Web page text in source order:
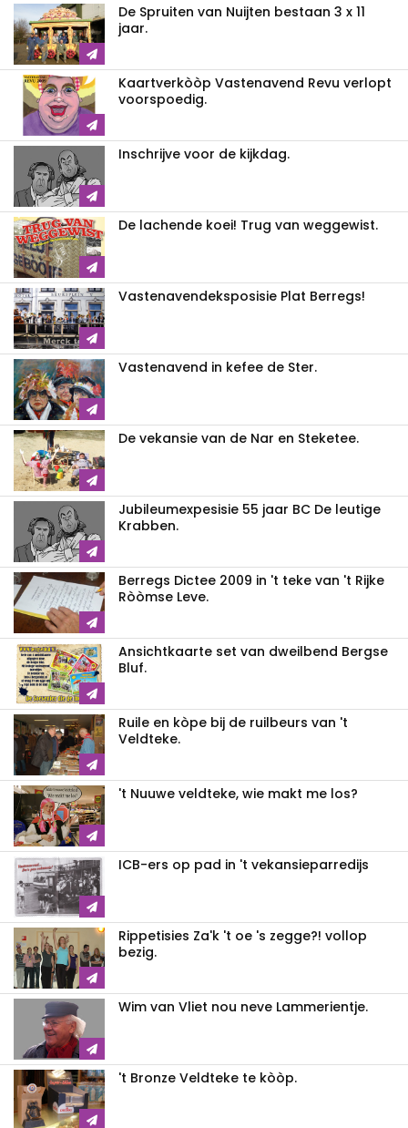
De Spruiten van Nuijten bestaan 3 x 11
jaar.
Kaartverkòòp Vastenavend Revu verlopt
voorspoedig.
Inschrijve voor de kijkdag.
De lachende koei! Trug van weggewist.
Vastenavendeksposisie Plat Berregs!
Vastenavend in kefee de Ster.
De vekansie van de Nar en Steketee.
Jubileumexpesisie 55 jaar BC De leutige
Krabben.
Berregs Dictee 2009 in 't teke van 't Rijke
Ròòmse Leve.
Ansichtkaarte set van dweilbend Bergse
Bluf.
Ruile en kòpe bij de ruilbeurs van 't
Veldteke.
't Nuuwe veldteke, wie makt me los?
ICB-ers op pad in 't vekansieparredijs
Rippetisies Za'k 't oe 's zegge?! vollop
bezig.
Wim van Vliet nou neve Lammerientje.
't Bronze Veldteke te kòòp.